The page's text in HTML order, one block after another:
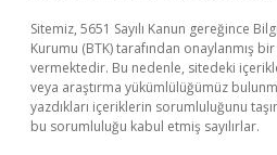
Sitemiz, 5651 Sayılı Kanun gereğince
Kurumu (BTK) tarafından onaylanmış
vermektedir. Bu nedenle, sitedeki
veya araştırma yükümlülüğümüz
yazdıkları içeriklerin sorumluluğunu
bu sorumluluğu kabul etmiş sayılırlar.